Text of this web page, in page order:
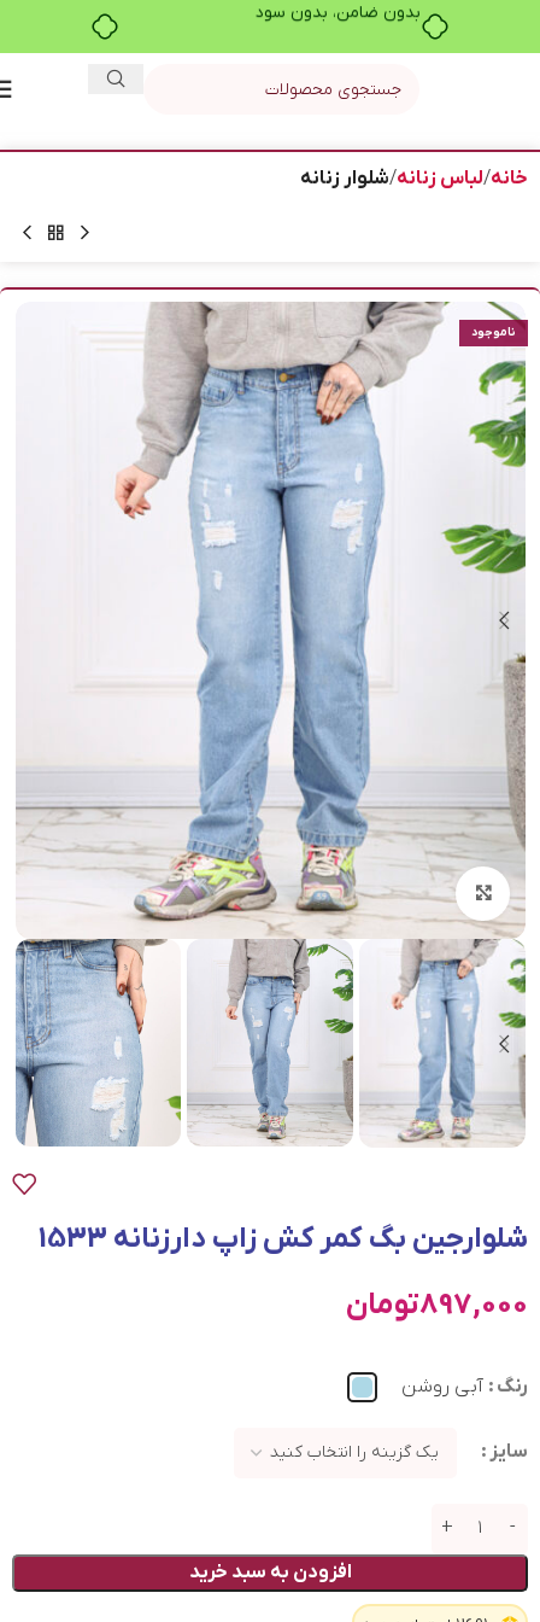
بدون ضامن، بدون سود
خانه لباس زنانه شلوار زنانه
ناموجود
بزرگنمایی تصویر
شلوارجین بگ کمر کش زاپ دارزنانه 1533
897,000تومان
رنگ آبی روشن
سایز
افزودن به سبد خرید